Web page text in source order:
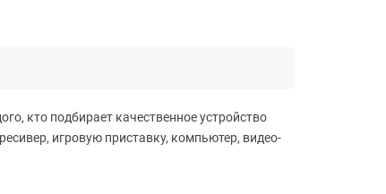
кто подбирает качественное устройство
игровую приставку, компьютер, видео-